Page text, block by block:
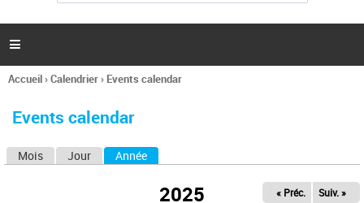
l
c
h
e

Vous
ici
Accueil›Calendrier› Events calendar
Events calendar
Mois Jour Année
2025 « Préc. Suiv. »